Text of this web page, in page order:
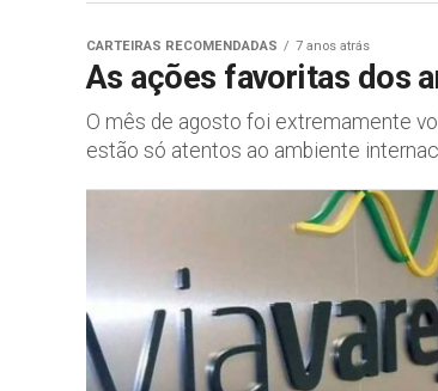
CARTEIRAS RECOMENDADAS 7 anos atrás
As ações favoritas dos
O mês de agosto foi extremamente
estão só atentos ao ambiente